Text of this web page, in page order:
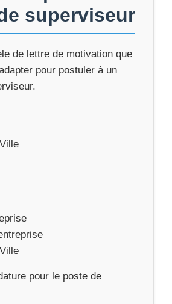
superviseur
de lettre de motivation que
pour postuler à un
pour le poste de